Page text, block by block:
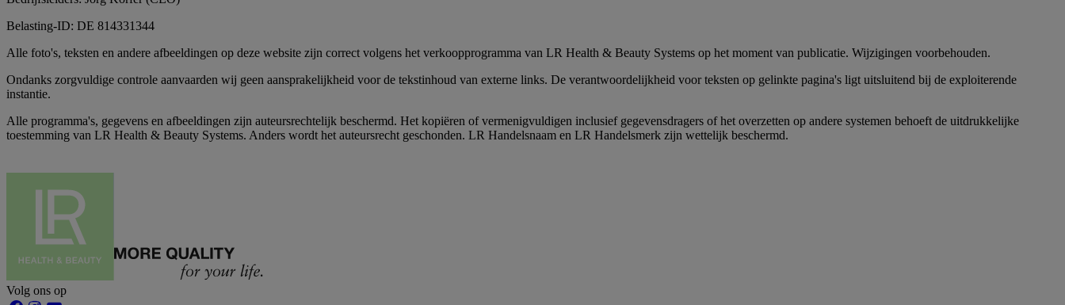
Belasting-ID: DE 814331344
Alle foto's, teksten en andere afbeeldingen op deze website zijn correct volgens het verkoopprogramma van LR Health & Beauty Systems op het moment van publicatie. Wijzigingen voorbehouden.
Ondanks zorgvuldige controle aanvaarden wij geen aansprakelijkheid voor de tekstinhoud van externe links. De verantwoordelijkheid voor teksten op gelinkte pagina's ligt uitsluitend bij de exploiterende
instantie.
Alle programma's, gegevens en afbeeldingen zijn auteursrechtelijk beschermd. Het kopiëren of vermenigvuldigen inclusief gegevensdragers of het overzetten op andere systemen behoeft de uitdrukkelijke
toestemming van LR Health & Beauty Systems. Anders wordt het auteursrecht geschonden. LR Handelsnaam en LR Handelsmerk zijn wettelijk beschermd.
Volg ons op